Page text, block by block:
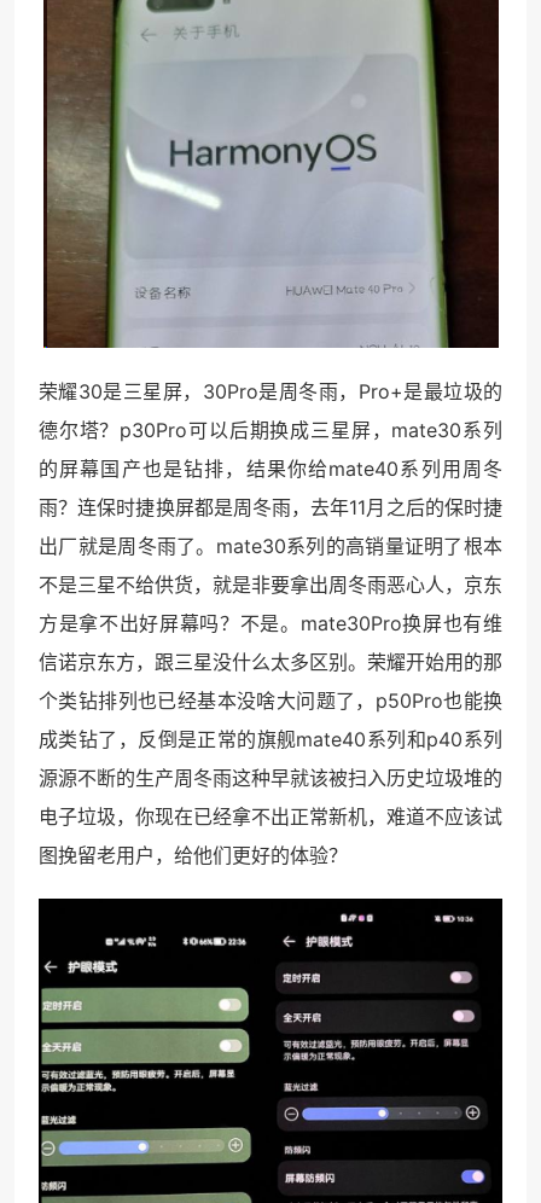
荣耀30是三星屏，30Pro是周冬雨，Pro+是最垃圾的
德尔塔？p30Pro可以后期换成三星屏，mate30系列
的屏幕国产也是钻排，结果你给mate40系列用周冬
雨？连保时捷换屏都是周冬雨，去年11月之后的保时捷
出厂就是周冬雨了。mate30系列的高销量证明了根本
不是三星不给供货，就是非要拿出周冬雨恶心人，京东
方是拿不出好屏幕吗？不是。mate30Pro换屏也有维
信诺京东方，跟三星没什么太多区别。荣耀开始用的那
个类钻排列也已经基本没啥大问题了，p50Pro也能换
成类钻了，反倒是正常的旗舰mate40系列和p40系列
源源不断的生产周冬雨这种早就该被扫入历史垃圾堆的
电子垃圾，你现在已经拿不出正常新机，难道不应该试
图挽留老用户，给他们更好的体验？